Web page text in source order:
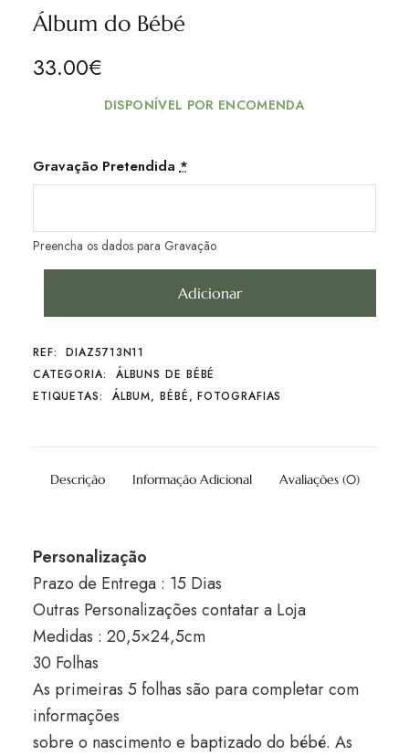
Álbum do Bébé
33.00€
DISPONÍVEL POR ENCOMENDA
Gravação Pretendida *
Preencha os dados para Gravação
Adicionar
REF:
DIAZ5713N11
CATEGORIA:
ÁLBUNS DE BÉBÉ
ETIQUETAS:
ÁLBUM,BÉBÉ,FOTOGRAFIAS
Descrição Informação Adicional Avaliações (0)
Personalização
Prazo de Entrega : 15 Dias
Outras Personalizações contatar a Loja
Medidas : 20,5×24,5cm
30 Folhas
As primeiras 5 folhas são para completar com
informações
sobre o nascimento e baptizado do bébé. As